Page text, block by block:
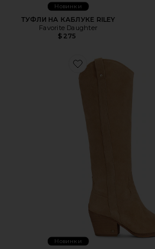
Новинки
ТУФЛИ НА КАБЛУКЕ RILEY
Favorite Daughter
$275
Favorite САПОГИ WYATT
Новинки